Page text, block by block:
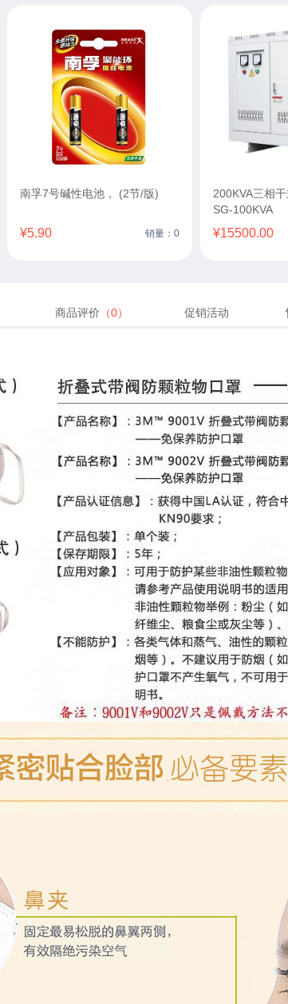
南孚7号碱性电池， (2节/版)
¥5.90 销量：0
200KVA三相
SG-100KVA
¥15500.00
商品评价 （0） 促销活动